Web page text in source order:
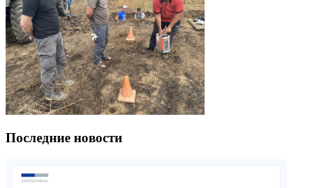
Последние новости